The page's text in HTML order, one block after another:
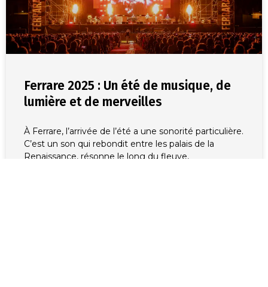
Ferrare 2025 : Un été de musique, de
lumière et de merveilles
À Ferrare, l’arrivée de l’été a une sonorité particulière.
C’est un son qui rebondit entre les palais de la
Renaissance, résonne le long du fleuve,